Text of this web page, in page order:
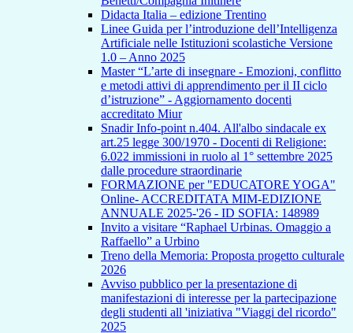
Didacta Italia – edizione Trentino
Linee Guida per l’introduzione dell’Intelligenza
Artificiale nelle Istituzioni scolastiche Versione
1.0 – Anno 2025
Master “L’arte di insegnare - Emozioni, conflitto
e metodi attivi di apprendimento per il II ciclo
d’istruzione” - Aggiornamento docenti
accreditato Miur
Snadir Info-point n.404. All'albo sindacale ex
art.25 legge 300/1970 - Docenti di Religione:
6.022 immissioni in ruolo al 1° settembre 2025
dalle procedure straordinarie
FORMAZIONE per "EDUCATORE YOGA"
Online- ACCREDITATA MIM-EDIZIONE
ANNUALE 2025-'26 - ID SOFIA: 148989
Invito a visitare “Raphael Urbinas. Omaggio a
Raffaello” a Urbino
Treno della Memoria: Proposta progetto culturale
2026
Avviso pubblico per la presentazione di
manifestazioni di interesse per la partecipazione
degli studenti all 'iniziativa "Viaggi del ricordo"
2025